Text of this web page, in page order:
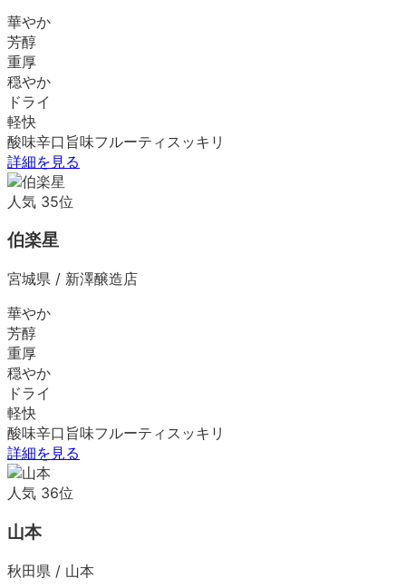
華やか
芳醇
重厚
穏やか
ドライ
軽快
酸味辛口 旨味フルーティ スッキリ
詳細を見る
人気 35位
伯楽星
宮城県 / 新澤醸造店
華やか
芳醇
重厚
穏やか
ドライ
軽快
酸味辛口 旨味フルーティ スッキリ
詳細を見る
人気 36位
山本
秋田県 / 山本